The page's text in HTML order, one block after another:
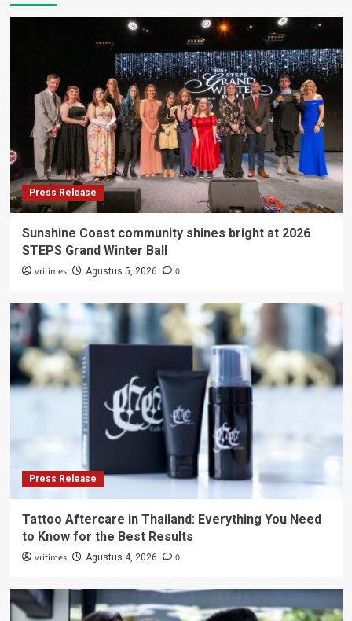
Press Release
Sunshine Coast community shines bright at 2026
STEPS Grand Winter Ball
vritimes Agustus 5, 2026 0
Press Release
Tattoo Aftercare in Thailand: Everything You Need
to Know for the Best Results
vritimes Agustus 4, 2026 0